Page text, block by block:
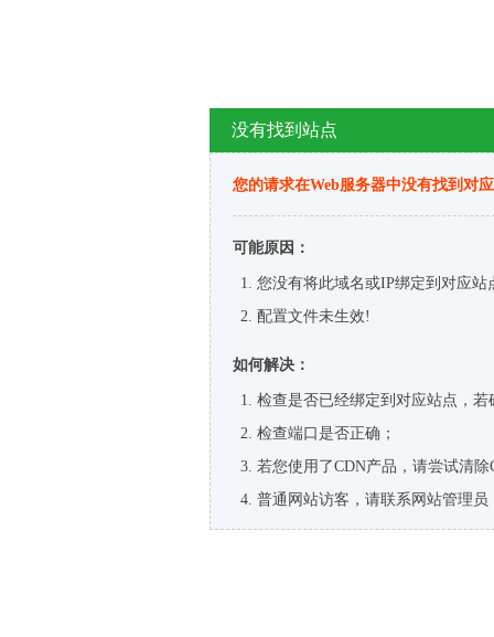
没有找到站点
您的请求在Web服务器中没有找到对
可能原因：
您没有将此域名或IP绑定到对应站
配置文件未生效!
如何解决：
检查是否已经绑定到对应站点，
检查端口是否正确；
若您使用了CDN产品，请尝试清除
普通网站访客，请联系网站管理员